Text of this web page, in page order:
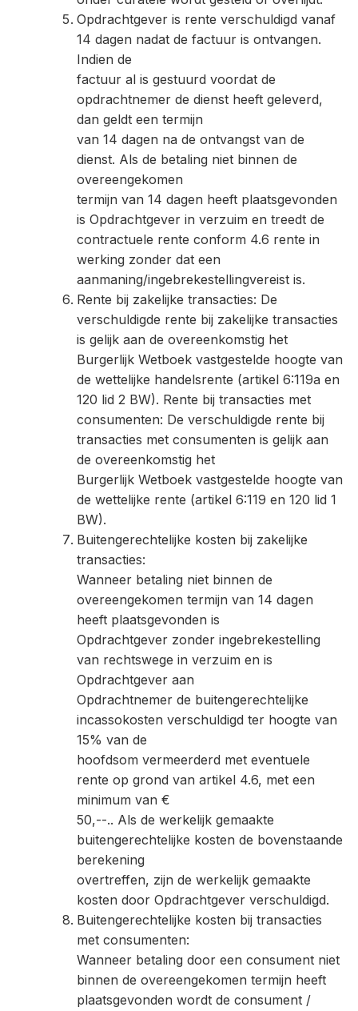
Opdrachtgever is rente verschuldigd vanaf
14 dagen nadat de factuur is ontvangen.
Indien de
factuur al is gestuurd voordat de
opdrachtnemer de dienst heeft geleverd,
dan geldt een termijn
van 14 dagen na de ontvangst van de
dienst. Als de betaling niet binnen de
overeengekomen
termijn van 14 dagen heeft plaatsgevonden
is Opdrachtgever in verzuim en treedt de
contractuele rente conform 4.6 rente in
werking zonder dat een
aanmaning/ingebrekestellingvereist is.
Rente bij zakelijke transacties: De
verschuldigde rente bij zakelijke transacties
is gelijk aan de overeenkomstig het
Burgerlijk Wetboek vastgestelde hoogte van
de wettelijke handelsrente (artikel 6:119a en
120 lid 2 BW). Rente bij transacties met
consumenten: De verschuldigde rente bij
transacties met consumenten is gelijk aan
de overeenkomstig het
Burgerlijk Wetboek vastgestelde hoogte van
de wettelijke rente (artikel 6:119 en 120 lid 1
BW).
Buitengerechtelijke kosten bij zakelijke
transacties:
Wanneer betaling niet binnen de
overeengekomen termijn van 14 dagen
heeft plaatsgevonden is
Opdrachtgever zonder ingebrekestelling
van rechtswege in verzuim en is
Opdrachtgever aan
Opdrachtnemer de buitengerechtelijke
incassokosten verschuldigd ter hoogte van
15% van de
hoofdsom vermeerderd met eventuele
rente op grond van artikel 4.6, met een
minimum van €
50,--.. Als de werkelijk gemaakte
buitengerechtelijke kosten de bovenstaande
berekening
overtreffen, zijn de werkelijk gemaakte
kosten door Opdrachtgever verschuldigd.
Buitengerechtelijke kosten bij transacties
met consumenten:
Wanneer betaling door een consument niet
binnen de overeengekomen termijn heeft
plaatsgevonden wordt de consument /